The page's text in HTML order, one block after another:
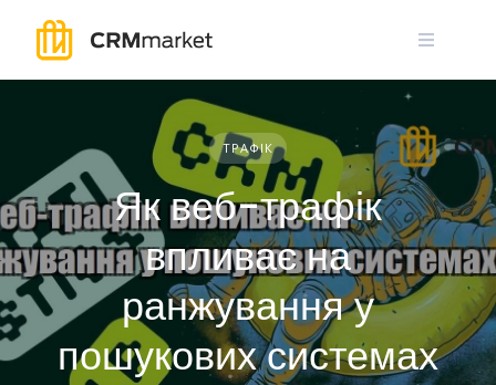
content
ТРАФІК
Як веб-трафік
впливає на
ранжування у
пошукових системах